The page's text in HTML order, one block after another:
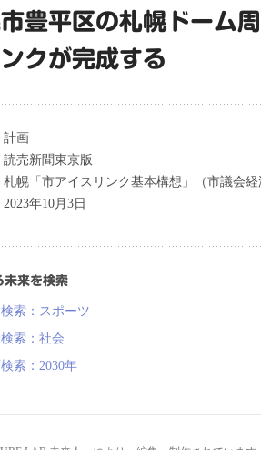
豊平区の札幌ドーム
クが完成する
計画
読売新聞東京版
札幌「市アイスリンク基本構想」（市議会経
2023年10月3日
未来を検索
索：スポーツ
索：社会
索：2030年